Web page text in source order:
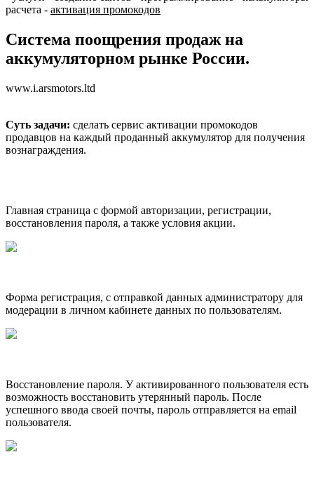
расчета - активация промокодов
Система поощрения продаж на
аккумуляторном рынке России.
www.i.arsmotors.ltd
Суть задачи: сделать сервис активации промокодов
продавцов на каждый проданный аккумулятор для получения
вознаграждения.
Главная страница с формой авторизации, регистрации,
восстановления пароля, а также условия акции.
Форма регистрация, с отправкой данных администратору для
модерации в личном кабинете данных по пользователям.
Восстановление пароля. У активированного пользователя есть
возможность восстановить утерянный пароль. После
успешного ввода своей почты, пароль отправляется на email
пользователя.